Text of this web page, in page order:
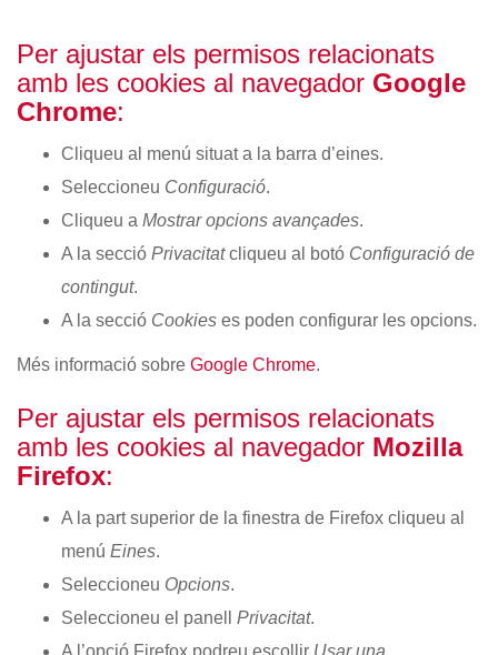
Per ajustar els permisos relacionats
amb les cookies al navegador Google
Chrome:
Cliqueu al menú situat a la barra d’eines.
Seleccioneu Configuració.
Cliqueu a Mostrar opcions avançades.
A la secció Privacitatcliqueu al botó Configuració de
contingut.
A la secció Cookies es poden configurar les opcions.
Més informació sobre Google Chrome.
Per ajustar els permisos relacionats
amb les cookies al navegador Mozilla
Firefox:
A la part superior de la finestra de Firefox cliqueu al
menú Eines.
Seleccioneu Opcions.
Seleccioneu el panell Privacitat.
A l’opció Firefox podreu escollir Usar una